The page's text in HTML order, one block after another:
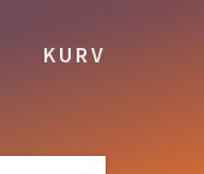
KURV